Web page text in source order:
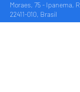
Moraes, 75 - Ipanema,
22411-010, Brasil